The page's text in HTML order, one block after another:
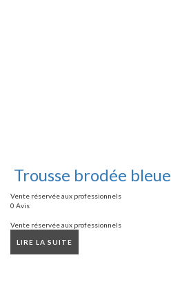
Trousse brodée bleue
Vente réservée aux professionnels
0 Avis
Vente réservée aux professionnels
LIRE LA SUITE